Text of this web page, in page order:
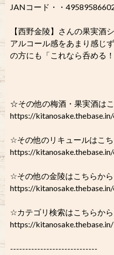
JANコード・・
【西野金陵】さんの果実酒
アルコール感をあまり感じ
の方にも「これなら呑める
☆その他の梅酒・果実酒は
https://
☆その他のリキュールはこ
https://
☆その他の金陵はこちらか
https://
☆カテゴリ検索はこちらか
https://
-----------------------------